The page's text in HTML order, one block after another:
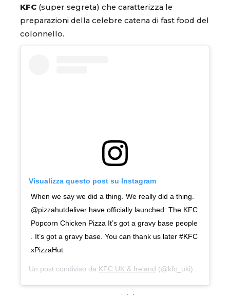
KFC (super segreta) che caratterizza le
preparazioni della celebre catena di fast food del
colonnello.
Visualizza questo post su Instagram
When we say we did a thing. We really did a thing.
@pizzahutdeliver have officially launched: The KFC
Popcorn Chicken Pizza It’s got a gravy base people
. It’s got a gravy base. You can thank us later #KFC
xPizzaHut
Un post condiviso da KFC UK & Ireland (@kfc_uki) in data: